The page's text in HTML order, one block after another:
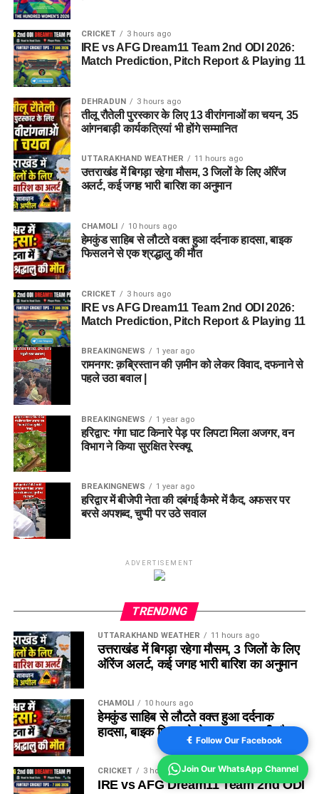
CRICKET 3 hours ago
IRE vs AFG Dream11 Team 2nd ODI 2026:
Match Prediction, Pitch Report & Playing 11
DEHRADUN 3 hours ago
तीलू रौतेली पुरस्कार के लिए 13 वीरांगनाओं का चयन, 35
आंगनबाड़ी कार्यकत्रियां भी होंगे सम्मानित
UTTARAKHAND WEATHER 11 hours ago
उत्तराखंड में बिगड़ा रहेगा मौसम, 3 जिलों के लिए ऑरेंज
अलर्ट, कई जगह भारी बारिश का अनुमान
CHAMOLI 10 hours ago
हेमकुंड साहिब से लौटते वक्त हुआ दर्दनाक हादसा, बाइक
फिसलने से एक श्रद्धालु की मौत
CRICKET 3 hours ago
IRE vs AFG Dream11 Team 2nd ODI 2026:
Match Prediction, Pitch Report & Playing 11
BREAKINGNEWS 1 year ago
रामनगर: क़ब्रिस्तान की ज़मीन को लेकर विवाद, दफनाने से
पहले उठा बवाल |
BREAKINGNEWS 1 year ago
हरिद्वार: गंगा घाट किनारे पेड़ पर लिपटा मिला अजगर, वन
विभाग ने किया सुरक्षित रेस्क्यू
BREAKINGNEWS 1 year ago
हरिद्वार में बीजेपी नेता की दबंगई कैमरे में कैद, अफसर पर
बरसे अपशब्द, चुप्पी पर उठे सवाल
ADVERTISEMENT
TRENDING
UTTARAKHAND WEATHER 11 hours ago
उत्तराखंड में बिगड़ा रहेगा मौसम, 3 जिलों के लिए
ऑरेंज अलर्ट, कई जगह भारी बारिश का अनुमान
CHAMOLI 10 hours ago
हेमकुंड साहिब से लौटते वक्त हुआ दर्दनाक
हादसा, बाइक फिसलने से एक श्रद्धालु की मौत
CRICKET 3 hours ago
IRE vs AFG Dream11 Team 2nd ODI
Follow Our Facebook
Join Our WhatsApp Channel